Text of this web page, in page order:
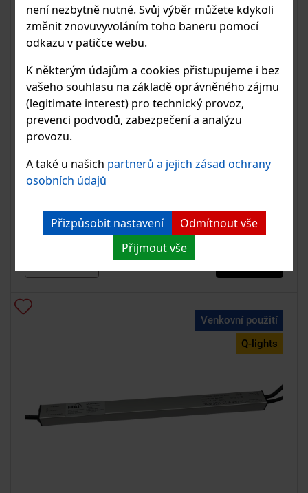
není nezbytně nutné. Svůj výběr můžete kdykoli
změnit znovuvyvoláním toho baneru pomocí
odkazu v patičce webu.
K některým údajům a cookies přistupujeme i bez
vašeho souhlasu na základě oprávněného zájmu
(legitimate interest) pro technický provoz,
prevenci podvodů, zabezpečení a analýzu
provozu.
A také u našich partnerů a jejich zásad ochrany
osobních údajů
Přizpůsobit nastavení
Odmítnout vše
Přijmout vše
Konektor slouží k snadnému propojení LED pásků
Venkovní použití
Q-lights